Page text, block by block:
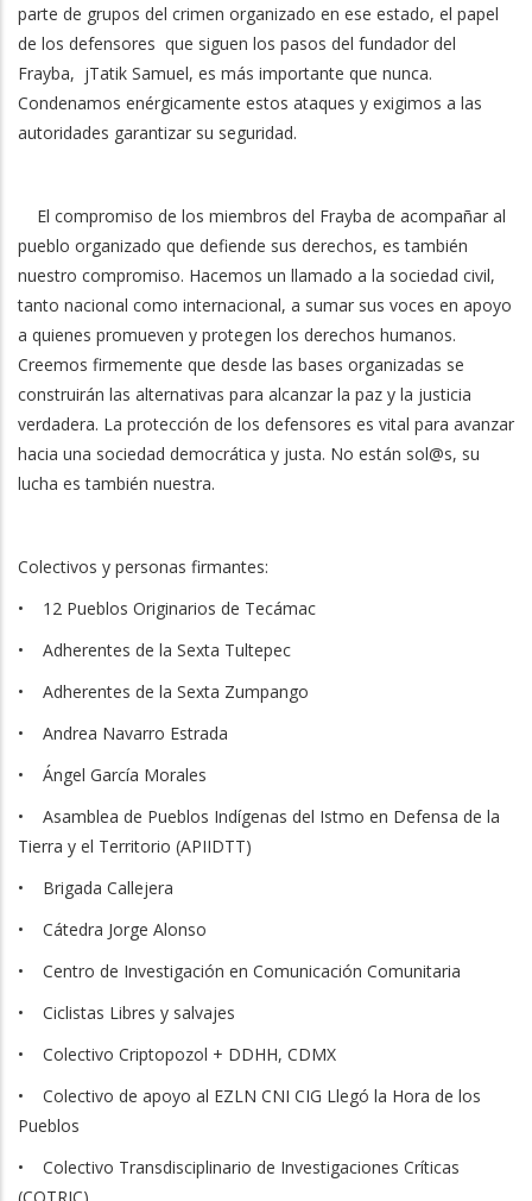
parte de grupos del crimen organizado en ese estado, el papel
de los defensores que siguen los pasos del fundador del
Frayba, jTatik Samuel, es más importante que nunca.
Condenamos enérgicamente estos ataques y exigimos a las
autoridades garantizar su seguridad.
El compromiso de los miembros del Frayba de acompañar al
pueblo organizado que defiende sus derechos, es también
nuestro compromiso. Hacemos un llamado a la sociedad civil,
tanto nacional como internacional, a sumar sus voces en apoyo
a quienes promueven y protegen los derechos humanos.
Creemos firmemente que desde las bases organizadas se
construirán las alternativas para alcanzar la paz y la justicia
verdadera. La protección de los defensores es vital para avanzar
hacia una sociedad democrática y justa. No están sol@s, su
lucha es también nuestra.
Colectivos y personas firmantes:
• 12 Pueblos Originarios de Tecámac
• Adherentes de la Sexta Tultepec
• Adherentes de la Sexta Zumpango
• Andrea Navarro Estrada
• Ángel García Morales
• Asamblea de Pueblos Indígenas del Istmo en Defensa de la
Tierra y el Territorio (APIIDTT)
• Brigada Callejera
• Cátedra Jorge Alonso
• Centro de Investigación en Comunicación Comunitaria
• Ciclistas Libres y salvajes
• Colectivo Criptopozol + DDHH, CDMX
• Colectivo de apoyo al EZLN CNI CIG Llegó la Hora de los
Pueblos
• Colectivo Transdisciplinario de Investigaciones Críticas